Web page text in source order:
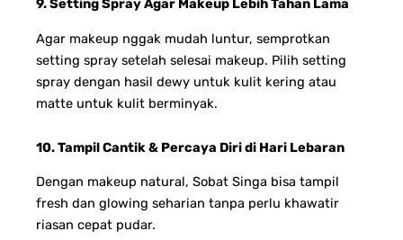
9. Setting Spray Agar Makeup Lebih Tahan Lama
Agar makeup nggak mudah luntur, semprotkan
setting spray setelah selesai makeup. Pilih setting
spray dengan hasil dewy untuk kulit kering atau
matte untuk kulit berminyak.
10. Tampil Cantik & Percaya Diri di Hari Lebaran
Dengan makeup natural, Sobat Singa bisa tampil
fresh dan glowing seharian tanpa perlu khawatir
riasan cepat pudar.